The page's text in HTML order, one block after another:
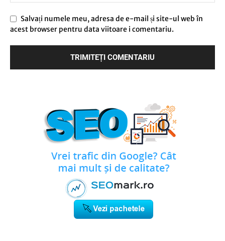
Salvați numele meu, adresa de e-mail și site-ul web în
acest browser pentru data viitoare i comentariu.